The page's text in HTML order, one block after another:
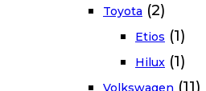
Toyota (2)
Etios (1)
Hilux (1)
Volkswagen (11)